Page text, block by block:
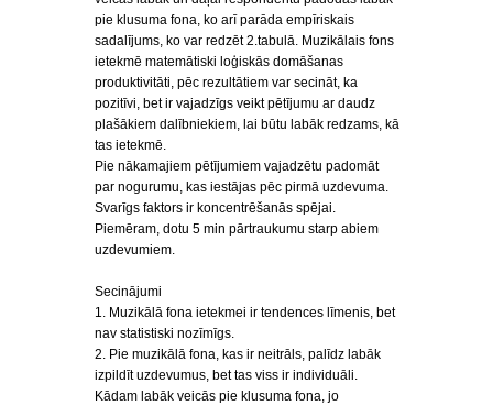
pie klusuma fona, ko arī parāda empīriskais
sadalījums, ko var redzēt 2.tabulā. Muzikālais fons
ietekmē matemātiski loģiskās domāšanas
produktivitāti, pēc rezultātiem var secināt, ka
pozitīvi, bet ir vajadzīgs veikt pētījumu ar daudz
plašākiem dalībniekiem, lai būtu labāk redzams, kā
tas ietekmē.
Pie nākamajiem pētījumiem vajadzētu padomāt
par nogurumu, kas iestājas pēc pirmā uzdevuma.
Svarīgs faktors ir koncentrēšanās spējai.
Piemēram, dotu 5 min pārtraukumu starp abiem
uzdevumiem.
Secinājumi
1. Muzikālā fona ietekmei ir tendences līmenis, bet
nav statistiski nozīmīgs.
2. Pie muzikālā fona, kas ir neitrāls, palīdz labāk
izpildīt uzdevumus, bet tas viss ir individuāli.
Kādam labāk veicās pie klusuma fona, jo